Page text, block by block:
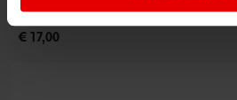
Erzählungen aus dem Mühlviertel
€ 17,00